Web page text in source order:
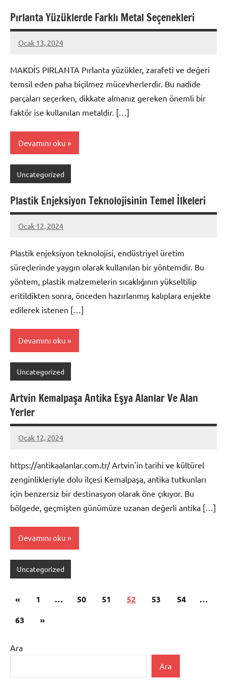
Pırlanta Yüzüklerde Farklı Metal Seçenekleri
Ocak 13, 2024
admin
MAKDİS PIRLANTA Pırlanta yüzükler, zarafeti ve değeri
temsil eden paha biçilmez mücevherlerdir. Bu nadide
parçaları seçerken, dikkate almanız gereken önemli bir
faktör ise kullanılan metaldir. […]
Devamını oku
Uncategorized
Plastik Enjeksiyon Teknolojisinin Temel İlkeleri
Ocak 12, 2024
admin
Plastik enjeksiyon teknolojisi, endüstriyel üretim
süreçlerinde yaygın olarak kullanılan bir yöntemdir. Bu
yöntem, plastik malzemelerin sıcaklığının yükseltilip
eritildikten sonra, önceden hazırlanmış kalıplara enjekte
edilerek istenen […]
Devamını oku
Uncategorized
Artvin Kemalpaşa Antika Eşya Alanlar Ve Alan
Yerler
Ocak 12, 2024
admin
https://antikaalanlar.com.tr/ Artvin'in tarihi ve kültürel
zenginlikleriyle dolu ilçesi Kemalpaşa, antika tutkunları
için benzersiz bir destinasyon olarak öne çıkıyor. Bu
bölgede, geçmişten günümüze uzanan değerli antika […]
Devamını oku
Uncategorized
Yazı
sayfalaması
«Önceki
1 … 50 51 52 53 54
…
63
Sonraki
»
Ara
Ara